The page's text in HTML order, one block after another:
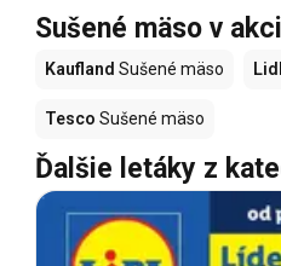
Sušené mäso v
Kaufland Sušené mäso Lidl
Tesco Sušené mäso
Ďalšie letáky z